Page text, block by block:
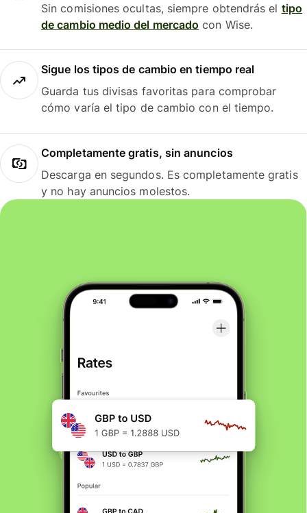
Sin comisiones ocultas, siempre obtendrás el tipo
de cambio medio del mercado con Wise.
Sigue los tipos de cambio en tiempo real
Guarda tus divisas favoritas para comprobar
cómo varía el tipo de cambio con el tiempo.
Completamente gratis, sin anuncios
Descarga en segundos. Es completamente gratis
y no hay anuncios molestos.